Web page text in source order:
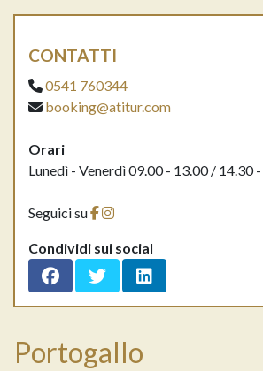
CONTATTI
0541 760344
booking@atitur.com
Orari
Lunedì - Venerdì 09.00 - 13.00 / 14.30
Seguici su
Condividi sui social
Portogallo